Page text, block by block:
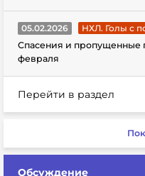
05.02.2026
НХЛ. Голы с
Спасения и пропущенные
февраля
Перейти в раздел
Обсуждение